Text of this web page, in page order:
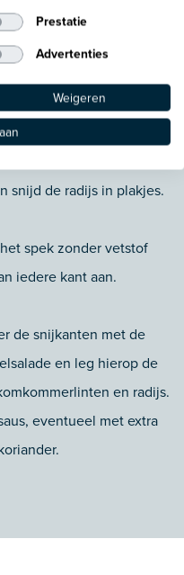
het limoensap en -
met peper en zout.
met de wortel.
snijd de radijs in plakjes.
spek zonder vetstof
iedere kant aan.
de snijkanten met de
en leg hierop de
en radijs.
eventueel met extra
Prestatie
Advertenties
Weigeren